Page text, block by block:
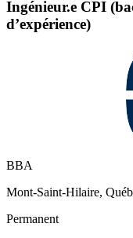
Ingénieur.e CPI
d’expérience)
BBA
Mont-Saint-Hilaire,
Permanent